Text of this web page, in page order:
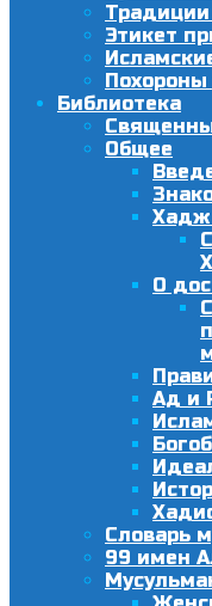
Традиции
Этикет
Похороны
Библиотека
Общее
Хадж
О
Ад и
Словарь
99 имен